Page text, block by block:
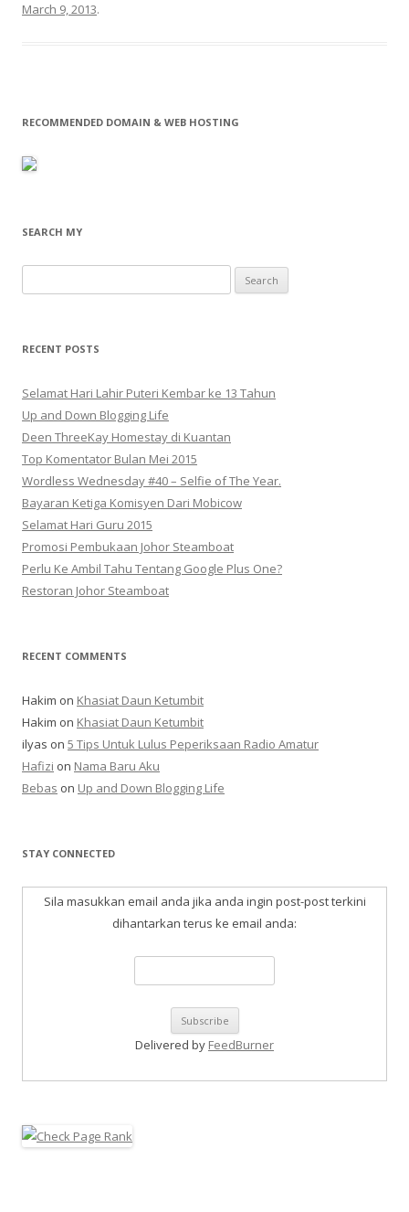
March 9, 2013.
RECOMMENDED DOMAIN & WEB HOSTING
SEARCH MY
for:
RECENT POSTS
Selamat Hari Lahir Puteri Kembar ke 13 Tahun
Up and Down Blogging Life
Deen ThreeKay Homestay di Kuantan
Top Komentator Bulan Mei 2015
Wordless Wednesday #40 – Selfie of The Year.
Bayaran Ketiga Komisyen Dari Mobicow
Selamat Hari Guru 2015
Promosi Pembukaan Johor ‎Steamboat
Perlu Ke Ambil Tahu Tentang Google Plus One?
Restoran Johor Steamboat
RECENT COMMENTS
Hakim on Khasiat Daun Ketumbit
Hakim on Khasiat Daun Ketumbit
ilyas on 5 Tips Untuk Lulus Peperiksaan Radio Amatur
Hafizi on Nama Baru Aku
Bebas on Up and Down Blogging Life
STAY CONNECTED
Sila masukkan email anda jika anda ingin post-post terkini
dihantarkan terus ke email anda:
Delivered by FeedBurner